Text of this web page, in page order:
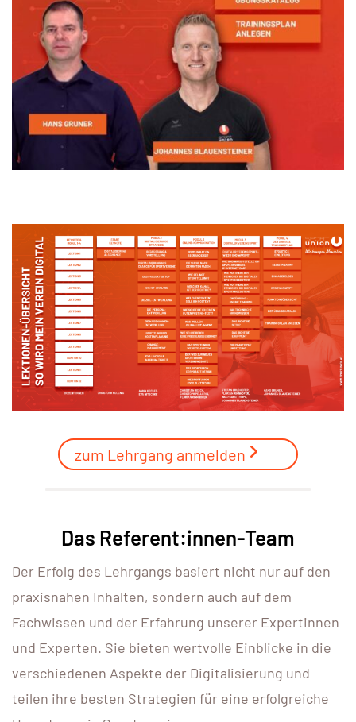
zum Lehrgang anmelden
Das Referent:innen-Team
Der Erfolg des Lehrgangs basiert nicht nur auf den
praxisnahen Inhalten, sondern auch auf dem
Fachwissen und der Erfahrung unserer Expertinnen
und Experten. Sie bieten wertvolle Einblicke in die
verschiedenen Aspekte der Digitalisierung und
teilen ihre besten Strategien für eine erfolgreiche